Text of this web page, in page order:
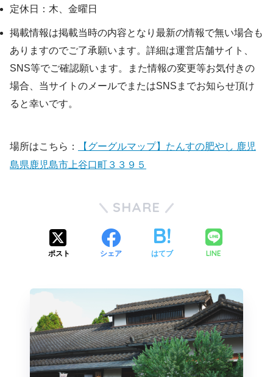
定休日：木、金曜日
掲載情報は掲載当時の内容となり最新の情報で無い場合も
ありますのでご了承願います。詳細は運営店舗サイト、
SNS等でご確認願います。また情報の変更等お気付きの
場合、当サイトのメールでまたはSNSまでお知らせ頂け
ると幸いです。
場所はこちら：
【グーグルマップ】たんすの肥やし 鹿児
島県鹿児島市上谷口町３３９５
SHARE
ポスト シェア はてブ LINE